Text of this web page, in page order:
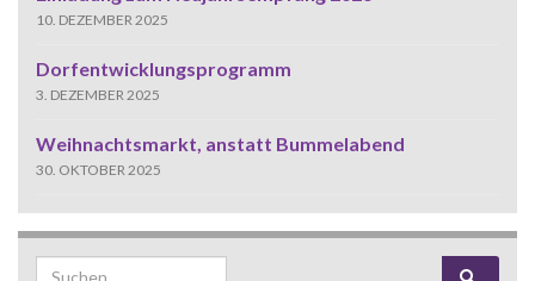
10. DEZEMBER 2025
Dorfentwicklungsprogramm
3. DEZEMBER 2025
Weihnachtsmarkt, anstatt Bummelabend
30. OKTOBER 2025
Search for: